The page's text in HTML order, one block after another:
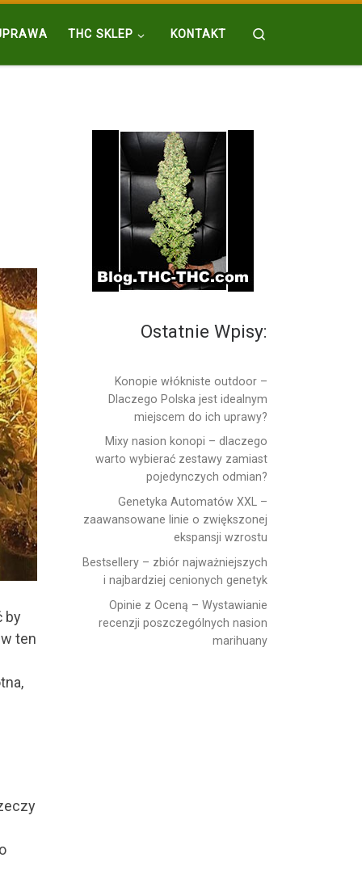
THC SKLEP KONTAKT
by
ten
Ostatnie Wpisy:
Konopie włókniste outdoor –
Dlaczego Polska jest idealnym
miejscem do ich uprawy?
Mixy nasion konopi – dlaczego
warto wybierać zestawy zamiast
pojedynczych odmian?
Genetyka Automatów XXL –
zaawansowane linie o zwiększonej
ekspansji wzrostu
Bestsellery – zbiór najważniejszych
i najbardziej cenionych genetyk
Opinie z Oceną – Wystawianie
recenzji poszczególnych nasion
marihuany